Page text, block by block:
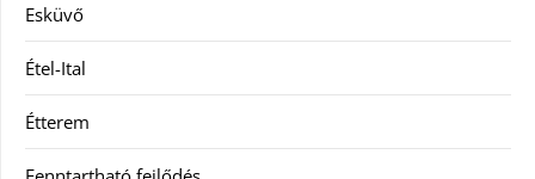
Esküvő
Étel-Ital
Étterem